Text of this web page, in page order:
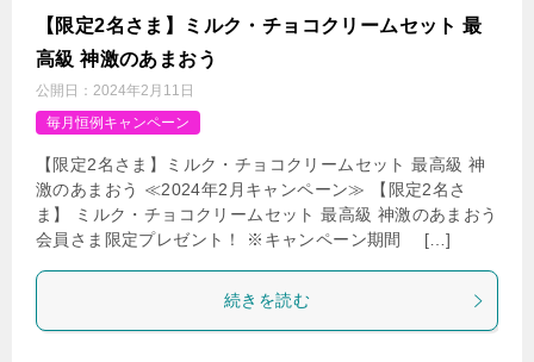
【限定2名さま】ミルク・チョコクリームセット 最
高級 神激のあまおう
公開日： 2024年2月11日
毎月恒例キャンペーン
【限定2名さま】ミルク・チョコクリームセット 最高級 神
激のあまおう ≪2024年2月キャンペーン≫ 【限定2名さ
ま】 ミルク・チョコクリームセット 最高級 神激のあまおう
会員さま限定プレゼント！ ※キャンペーン期間 […]
続きを読む